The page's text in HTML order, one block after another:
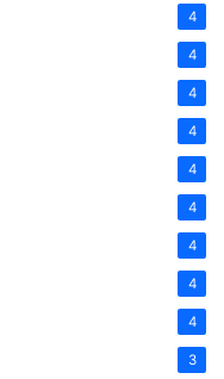
4
4
4
4
4
4
4
4
4
3